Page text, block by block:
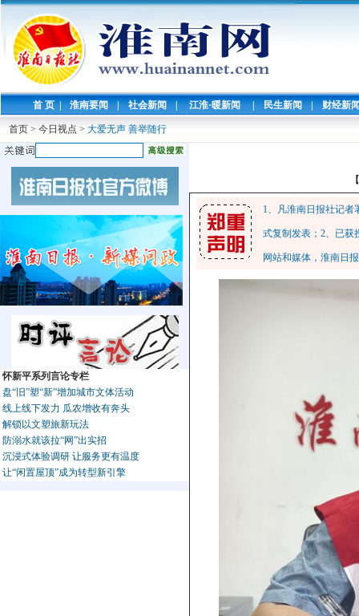
首 页 | 淮南要闻 | 社会新闻 | 江淮·暖新闻 | 民生新闻 | 财经新
首页 > 今日视点 > 大爱无声 善举随行
怀新平系列言论专栏
盘“旧”塑“新”增加城市文体活动
线上线下发力 瓜农增收有奔头
解锁以文塑旅新玩法
防溺水就该拉“网”出实招
沉浸式体验调研 让服务更有温度
让“闲置屋顶”成为转型新引擎
1、凡淮南日报社记
式复制发表；2、已获
网站和媒体，淮南日